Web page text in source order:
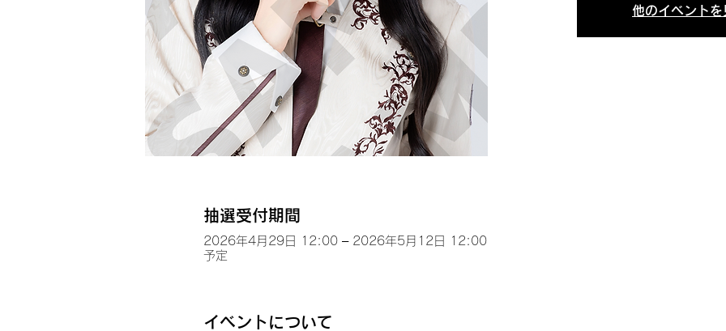
他のイベントを
抽選受付期間
2026年4月29日 12:00 – 2026年5月12日 12:00
予定
イベントについて